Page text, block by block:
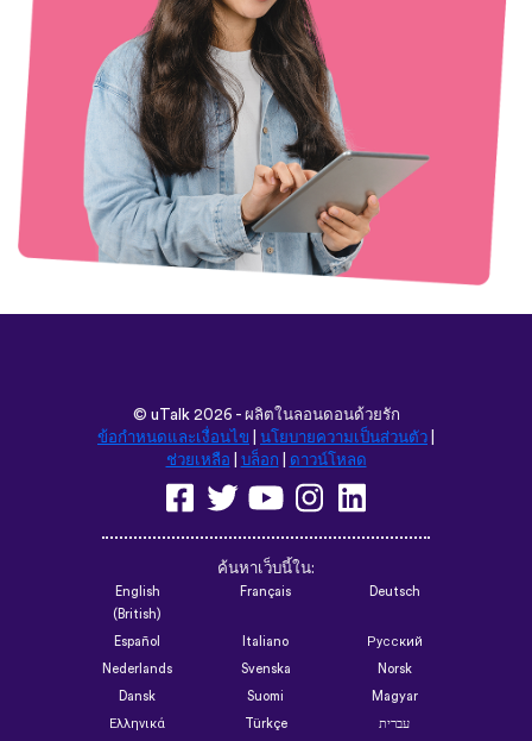
© uTalk2026 - ผลิตในลอนดอนด้วยรัก
ข้อกำหนดและเงื่อนไข
นโยบายความเป็นส่วนตัว
ช่วยเหลือ
บล็อก ดาวน์โหลด
ค้นหาเว็บนี้ใน:
English
(British)
Français Deutsch
Español Italiano Русский
Nederlands Svenska Norsk
Dansk Suomi Magyar
Ελληνικά Türkçe עברית